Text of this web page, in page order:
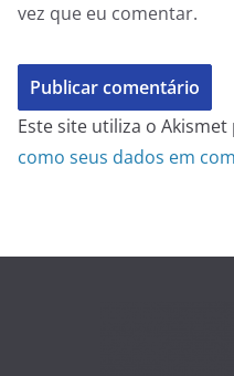
vez que eu comentar.
Este site utiliza o
como seus dados em